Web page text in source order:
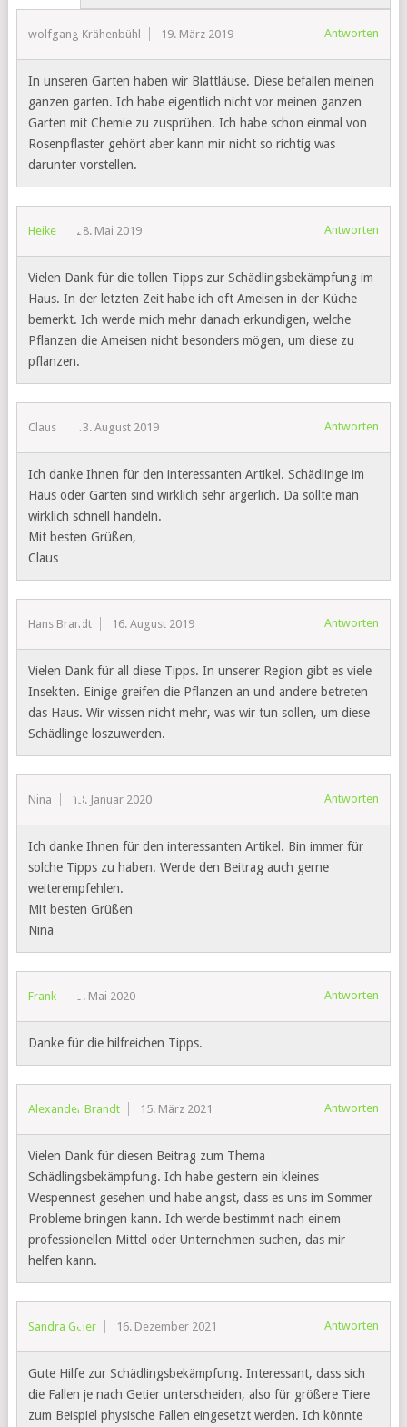
wolfgang Krähenbühl 19. März 2019 Antworten
In unseren Garten haben wir Blattläuse. Diese befallen meinen
ganzen garten. Ich habe eigentlich nicht vor meinen ganzen
Garten mit Chemie zu zusprühen. Ich habe schon einmal von
Rosenpflaster gehört aber kann mir nicht so richtig was
darunter vorstellen.
Heike 28. Mai 2019 Antworten
Vielen Dank für die tollen Tipps zur Schädlingsbekämpfung im
Haus. In der letzten Zeit habe ich oft Ameisen in der Küche
bemerkt. Ich werde mich mehr danach erkundigen, welche
Pflanzen die Ameisen nicht besonders mögen, um diese zu
pflanzen.
Claus 13. August 2019 Antworten
Ich danke Ihnen für den interessanten Artikel. Schädlinge im
Haus oder Garten sind wirklich sehr ärgerlich. Da sollte man
wirklich schnell handeln.
Mit besten Grüßen,
Claus
Hans Brandt 16. August 2019 Antworten
Vielen Dank für all diese Tipps. In unserer Region gibt es viele
Insekten. Einige greifen die Pflanzen an und andere betreten
das Haus. Wir wissen nicht mehr, was wir tun sollen, um diese
Schädlinge loszuwerden.
Nina 13. Januar 2020 Antworten
Ich danke Ihnen für den interessanten Artikel. Bin immer für
solche Tipps zu haben. Werde den Beitrag auch gerne
weiterempfehlen.
Mit besten Grüßen
Nina
Frank 9. Mai 2020 Antworten
Danke für die hilfreichen Tipps.
Alexander Brandt 15. März 2021 Antworten
Vielen Dank für diesen Beitrag zum Thema
Schädlingsbekämpfung. Ich habe gestern ein kleines
Wespennest gesehen und habe angst, dass es uns im Sommer
Probleme bringen kann. Ich werde bestimmt nach einem
professionellen Mittel oder Unternehmen suchen, das mir
helfen kann.
Sandra Geier 16. Dezember 2021 Antworten
Gute Hilfe zur Schädlingsbekämpfung. Interessant, dass sich
die Fallen je nach Getier unterscheiden, also für größere Tiere
zum Beispiel physische Fallen eingesetzt werden. Ich könnte